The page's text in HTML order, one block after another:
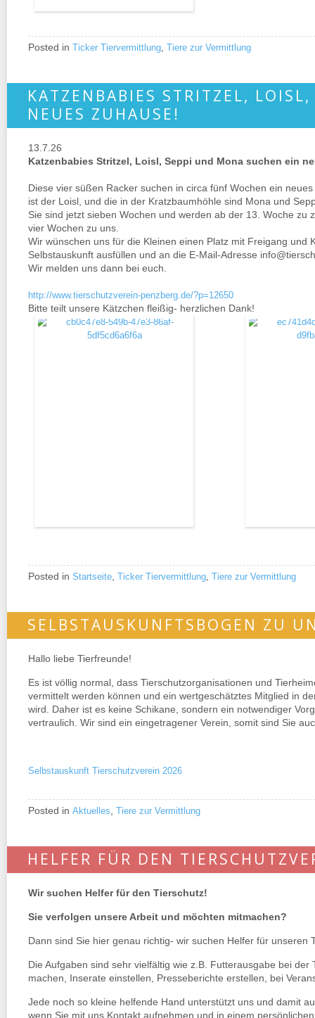
Posted in Ticker Tiervermittlung Tiere zur Vermittlung
KATZENBABIES STRITZEL,
NEUES ZUHAUSE!
13.7.26
Katzenbabies Stritzel, Loisl, Seppi und Mona suchen ein
Diese vier süßen Racker suchen in circa fünf Wochen ein
ist der Loisl, und die in der Kratzbaumhöhle sind Mona und
Sie sind jetzt sieben Wochen und werden ab der 13. Woche
vier Wochen zu uns.
Wir wünschen uns für die Kleinen einen Platz mit Freigang
Selbstauskunft ausfüllen und an die E-Mail-Adresse
Wir melden uns dann bei euch.
http://www.tierschutzverein-penzberg.de/?p=12650
Bitte teilt unsere Kätzchen fleißig- herzlichen Dank!
Posted in Startseite Ticker Tiervermittlung Tiere zur Vermittlung
SELBSTAUSKUNFTSBOGEN ZU
Hallo liebe Tierfreunde!
Es ist völlig normal, dass Tierschutzorganisationen und
vermittelt werden können und ein wertgeschätztes Mitglied in
wird. Daher ist es keine Schikane, sondern ein notwendiger
vertraulich. Wir sind ein eingetragener Verein, somit sind Sie
Selbstauskunft Tierschutzverein 2026
Posted in Aktuelles Tiere zur Vermittlung
HELFER FÜR DEN
Wir suchen Helfer für den Tierschutz!
Sie verfolgen unsere Arbeit und möchten mitmachen?
Dann sind Sie hier genau richtig- wir suchen Helfer für unseren
Die Aufgaben sind sehr vielfältig wie z.B. Futterausgabe bei
machen, Inserate einstellen, Presseberichte erstellen, bei
Jede noch so kleine helfende Hand unterstützt uns und damit
wenn Sie mit uns Kontakt aufnehmen und in einem